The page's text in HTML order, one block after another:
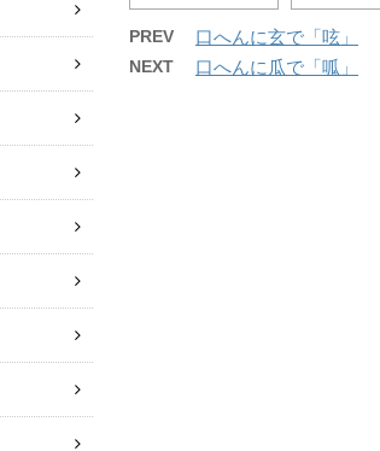
PREV 口へんに玄で「呟」
NEXT 口へんに瓜で「呱」